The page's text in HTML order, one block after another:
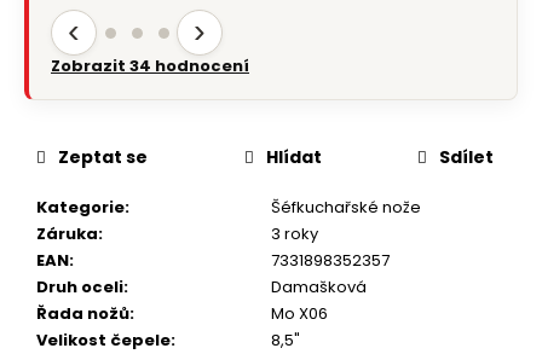
‹ ›
Zobrazit 34 hodnocení
Kategorie:
Šéfkuchařské nože
Záruka:
3 roky
EAN:
7331898352357
Druh oceli:
Damašková
Řada nožů:
Mo X06
Velikost čepele: 8,5"
Zeptat se Hlídat Sdílet